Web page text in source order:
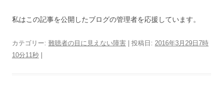
私はこの記事を公開したブログの管理者を応援しています。
カテゴリー: 難聴者の目に見えない障害 | 投稿日: 2016年3月29日7時
10分11秒